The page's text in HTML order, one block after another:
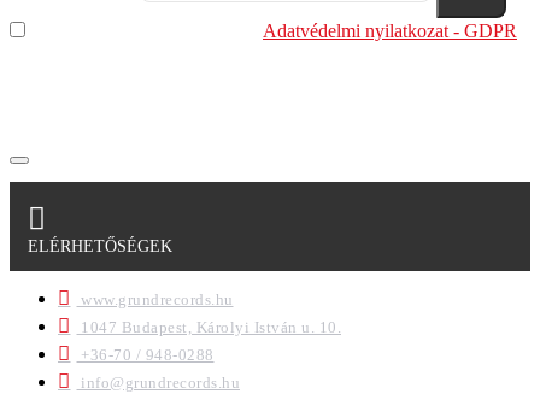
Adatvédelmi nyilatkozat - GDPR
ELÉRHETŐSÉGEK
www.grundrecords.hu
1047 Budapest, Károlyi István u. 10.
+36-70 / 948-0288
info@grundrecords.hu